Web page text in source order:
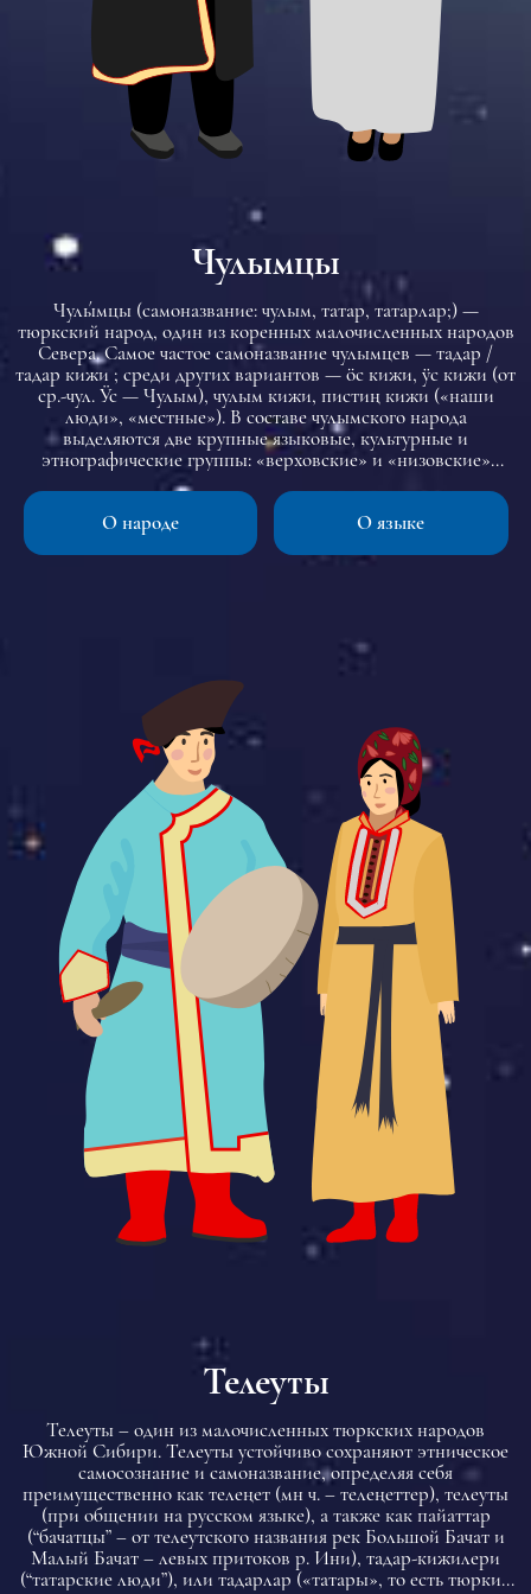
Чулымцы
Чулы́мцы (самоназвание: чулым, татар, татарлар;) —
тюркский народ, один из коренных малочисленных народов
Севера. Самое частое самоназвание чулымцев — тадар /
тадар кижи ; среди других вариантов — öс кижи, ӱс кижи (от
ср.-чул. Ӱс — Чулым), чулым кижи, пистиң кижи («наши
люди», «местные»). В составе чулымского народа
выделяются две крупные языковые, культурные и
этнографические группы: «верховские» и «низовские»
чулымцы — носители соответственно среднечулымского и
нижнечулымского говоров чулымского языка; условная
граница между ними может быть проведена примерно в
О народе О языке
Телеуты
Телеуты – один из малочисленных тюркских народов
Южной Сибири. Телеуты устойчиво сохраняют этническое
самосознание и самоназвание, определяя себя
преимущественно как телеңет (мн ч. – телеңеттер), телеуты
(при общении на русском языке), а также как пайаттар
(“бачатцы” – от телеутского названия рек Большой Бачат и
Малый Бачат – левых притоков р. Ини), тадар-кижилери
(“татарские люди”), или тадарлар («татары», то есть тюрки).